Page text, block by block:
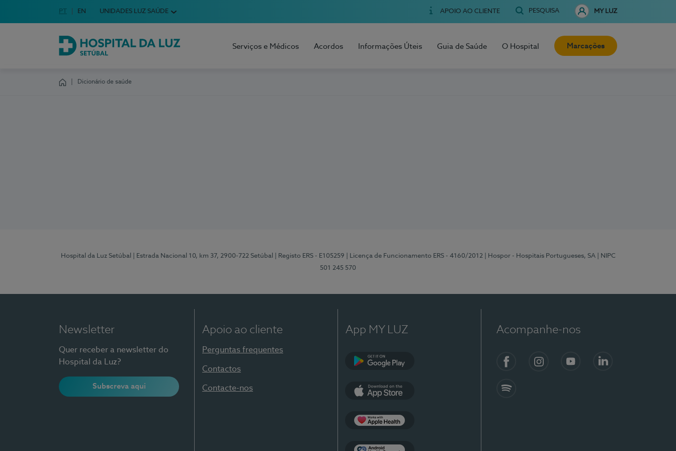
Escolha o seu idioma
Idioma em Português
PT English Language
EN UNIDADES LUZ SAÚDE APOIO AO CLIENTE PESQUISA MY LUZ
Hospital da Luz Setúbal
Serviços e Médicos Acordos Informações Úteis Guia de Saúde O Hospital Marcações
Dicionário de saúde
Hospital da Luz Setúbal | Estrada Nacional 10, km 37, 2900-722 Setúbal | Registo ERS - E105259 | Licença de Funcionamento ERS - 4160/2012 | Hospor - Hospitais Portugueses, SA
| NIPC
501 245 570
Newsletter
Quer receber a newsletter do
Hospital da Luz?
Subscreva aqui
Apoio ao cliente
Perguntas frequentes
Contactos
Contacte-nos
App MY LUZ Acompanhe-nos